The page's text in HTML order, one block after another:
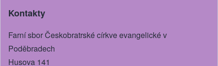
o er
Kontakty
Farní sbor Českobratrské církve evangelické v
Poděbradech
Husova 141